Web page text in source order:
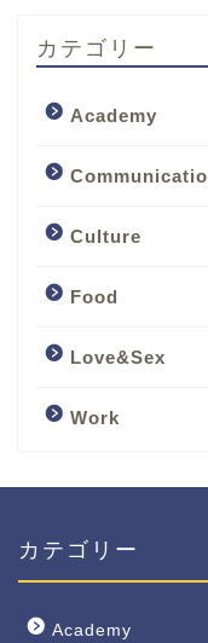
カテゴリー
Academy
Culture
Food
Love&Sex
Work
カテゴリー
Academy